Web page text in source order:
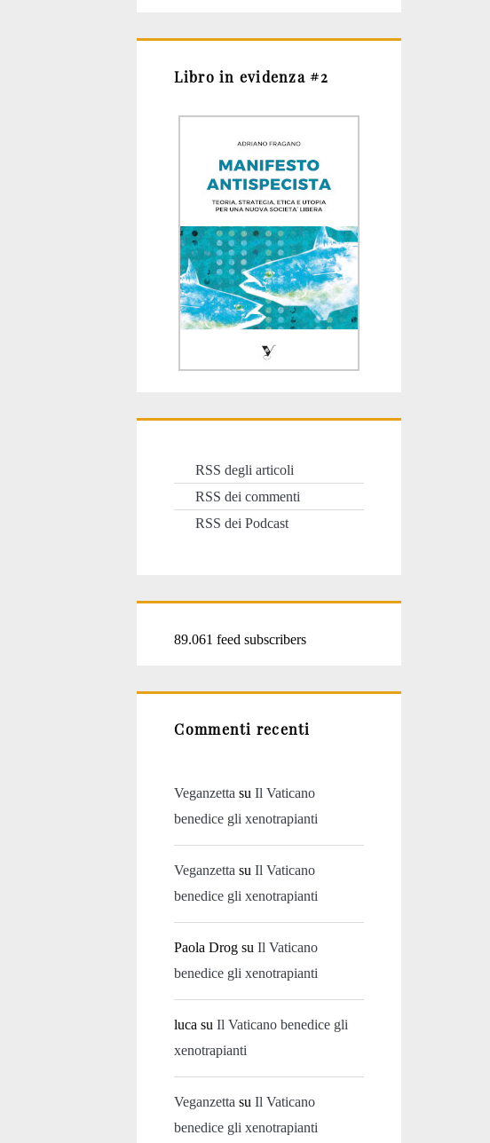
Libro in evidenza #2
RSS degli articoli
RSS dei commenti
RSS dei Podcast
89.061 feed subscribers
Commenti recenti
Veganzetta suIl Vaticano
benedice gli xenotrapianti
Veganzetta suIl Vaticano
benedice gli xenotrapianti
Paola Drog suIl Vaticano
benedice gli xenotrapianti
luca suIl Vaticano benedice gli
xenotrapianti
Veganzetta suIl Vaticano
benedice gli xenotrapianti